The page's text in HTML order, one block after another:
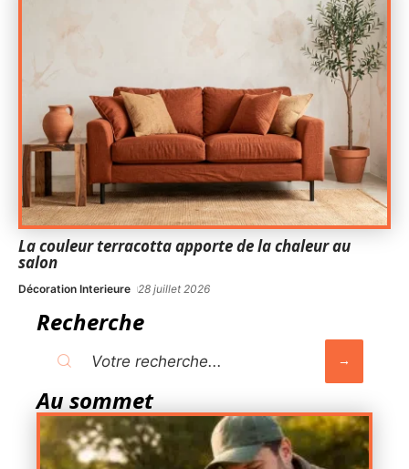
La couleur terracotta apporte de la chaleur au
salon
Décoration Interieure 28 juillet 2026
Recherche
Au sommet